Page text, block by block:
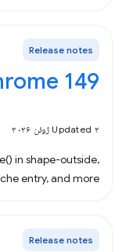
Release notes
149
Updated ۲ ژوئن ۲۰۲۶
in shape-outside,
entry, and more.
Release notes